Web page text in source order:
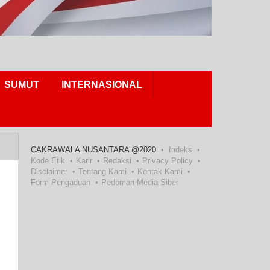
SUMUT INTERNASIONAL
CAKRAWALA NUSANTARA @2020
Indeks
Kode Etik
Karir Redaksi
Privacy Policy
Disclaimer
Tentang Kami
Kontak Kami
Form Pengaduan
Pedoman Media Siber